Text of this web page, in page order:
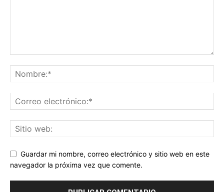
Guardar mi nombre, correo electrónico y sitio web en este
navegador la próxima vez que comente.